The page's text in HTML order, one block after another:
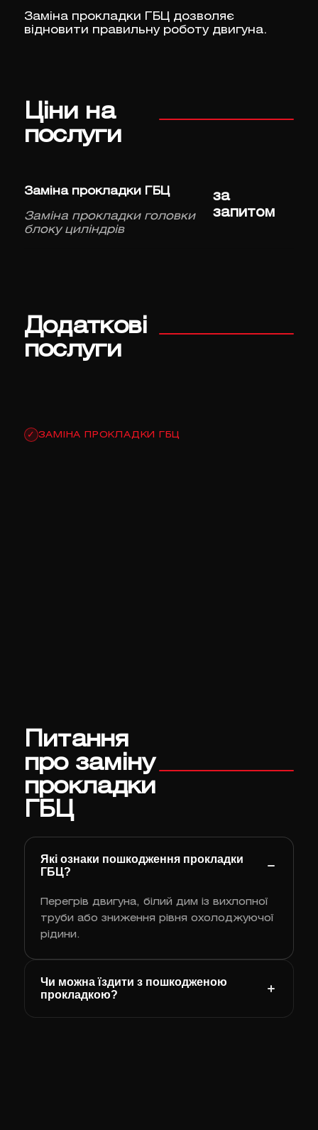
Заміна прокладки ГБЦ дозволяє
відновити правильну роботу двигуна.
Ціни на
послуги
Заміна прокладки ГБЦ
Заміна прокладки головки
блоку циліндрів
за
запитом
Додаткові
послуги
✓ ЗАМІНА ПРОКЛАДКИ ГБЦ
Питання
про заміну
прокладки
ГБЦ
Які ознаки пошкодження прокладки
ГБЦ?
Перегрів двигуна, білий дим із вихлопної
труби або зниження рівня охолоджуючої
рідини.
Чи можна їздити з пошкодженою
прокладкою?